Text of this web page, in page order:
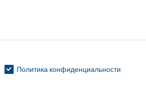
Политика конфиденциальности